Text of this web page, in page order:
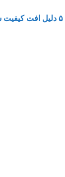
۵ دلیل افت کیفیت شبکه